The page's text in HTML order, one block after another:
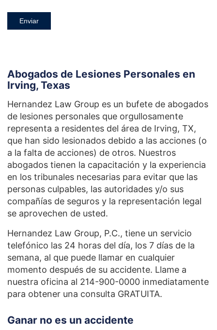
Enviar
Abogados de Lesiones Personales en
Irving, Texas
Hernandez Law Group es un bufete de abogados
de lesiones personales que orgullosamente
representa a residentes del área de Irving, TX,
que han sido lesionados debido a las acciones (o
a la falta de acciones) de otros. Nuestros
abogados tienen la capacitación y la experiencia
en los tribunales necesarias para evitar que las
personas culpables, las autoridades y/o sus
compañías de seguros y la representación legal
se aprovechen de usted.
Hernandez Law Group, P.C., tiene un servicio
telefónico las 24 horas del día, los 7 días de la
semana, al que puede llamar en cualquier
momento después de su accidente. Llame a
nuestra oficina al 214-900-0000 inmediatamente
para obtener una consulta GRATUITA.
Ganar no es un accidente